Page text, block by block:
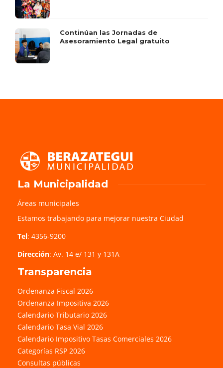
Continúan las Jornadas de
Asesoramiento Legal gratuito
La Municipalidad
Áreas municipales
Estamos trabajando para mejorar nuestra Ciudad
Tel: 4356-9200
Dirección: Av. 14 e/ 131 y 131A
Transparencia
Ordenanza Fiscal 2026
Ordenanza Impositiva 2026
Calendario Tributario 2026
Calendario Tasa Vial 2026
Calendario Impositivo Tasas Comerciales 2026
Categorías RSP 2026
Consultas públicas